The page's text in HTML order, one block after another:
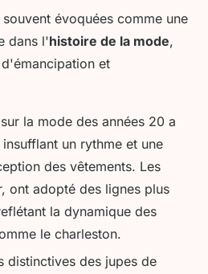
souvent évoquées comme une
dans l'histoire de la mode,
et
sur la mode des années 20 a
un rythme et une
des vêtements. Les
ont adopté des lignes plus
la dynamique des
le charleston.
distinctives des jupes de